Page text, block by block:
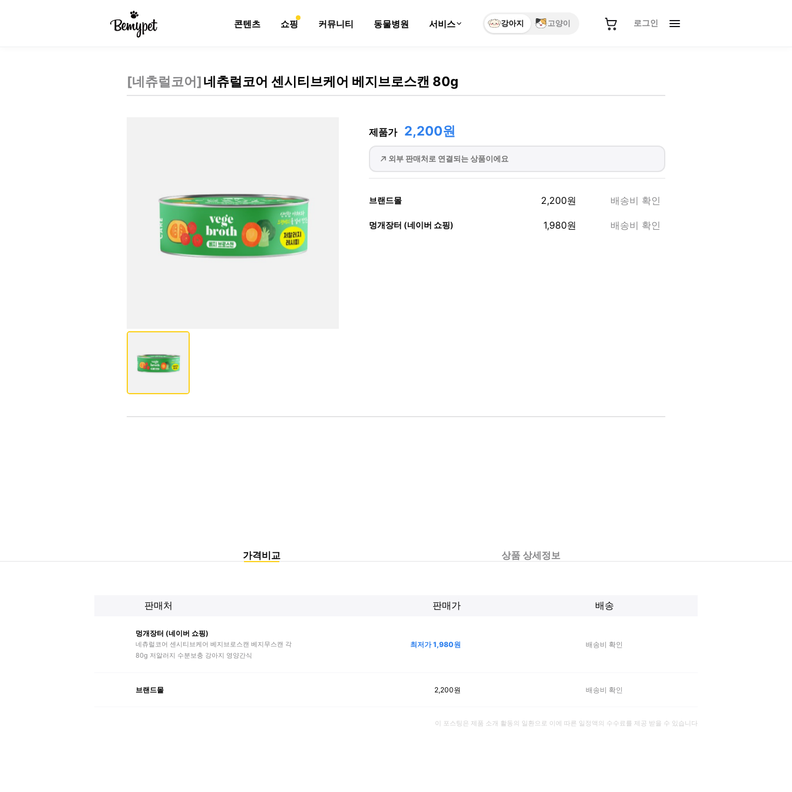
콘텐츠 쇼핑 커뮤니티 동물병원 서비스 강아지 고양이 로그인
[네츄럴코어]네츄럴코어 센시티브케어 베지브로스캔 80g
제품가 2,200원
외부 판매처로 연결되는 상품이에요
브랜드몰 2,200원 배송비 확인
멍개장터 (네이버 쇼핑) 1,980원 배송비 확인
가격비교 상품 상세정보
판매처 판매가 배송
멍개장터 (네이버 쇼핑)
네츄럴코어 센시티브케어 베지브로스캔 베지무스캔 각
80g 저알러지 수분보충 강아지 영양간식
최저가1,980원 배송비 확인
브랜드몰 2,200원 배송비 확인
이 포스팅은 제품 소개 활동의 일환으로 이에 따른 일정액의 수수료를 제공 받을 수 있습니다